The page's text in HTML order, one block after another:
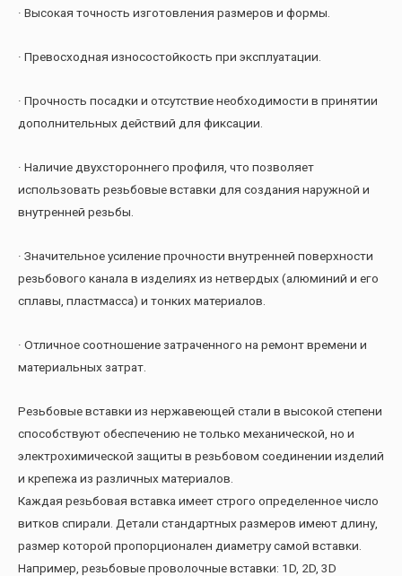
· Высокая точность изготовления размеров и формы.
· Превосходная износостойкость при эксплуатации.
· Прочность посадки и отсутствие необходимости в принятии
дополнительных действий для фиксации.
· Наличие двухстороннего профиля, что позволяет
использовать резьбовые вставки для создания наружной и
внутренней резьбы.
· Значительное усиление прочности внутренней поверхности
резьбового канала в изделиях из нетвердых (алюминий и его
сплавы, пластмасса) и тонких материалов.
· Отличное соотношение затраченного на ремонт времени и
материальных затрат.
Резьбовые вставки из нержавеющей стали в высокой степени
способствуют обеспечению не только механической, но и
электрохимической защиты в резьбовом соединении изделий
и крепежа из различных материалов.
Каждая резьбовая вставка имеет строго определенное число
витков спирали. Детали стандартных размеров имеют длину,
размер которой пропорционален диаметру самой вставки.
Например, резьбовые проволочные вставки: 1D, 2D, 3D